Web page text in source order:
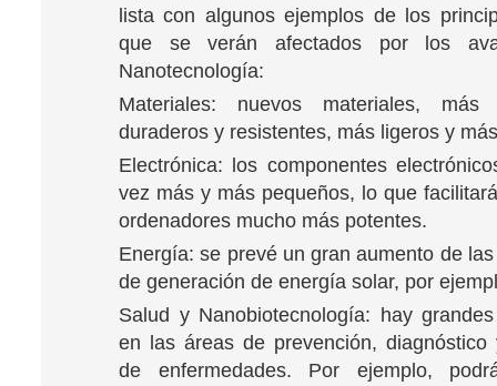
lista con algunos ejemplos de los
que se verán afectados por los
Nanotecnología:
Materiales: nuevos materiales,
duraderos y resistentes, más ligeros y
Electrónica: los componentes
vez más y más pequeños, lo que
ordenadores mucho más potentes.
Energía: se prevé un gran aumento de
de generación de energía solar, por
Salud y Nanobiotecnología: hay
en las áreas de prevención, diagnóstico
de enfermedades. Por ejemplo,